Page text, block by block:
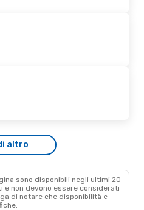
altro
sono disponibili negli ultimi 20
e non devono essere considerati
di notare che disponibilità e